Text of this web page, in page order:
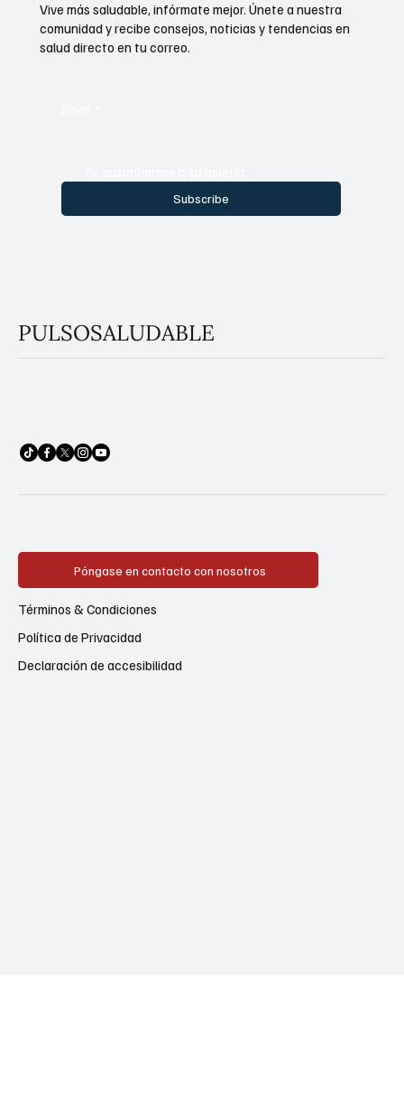
Subscribe
Vive más saludable, infórmate mejor. Únete a nuestra
comunidad y recibe consejos, noticias y tendencias en
salud directo en tu correo.
PULSOSALUDABLE
Póngase en contacto con nosotros
Política de Privacidad
Términos & Condiciones
Declaración de accesibilidad